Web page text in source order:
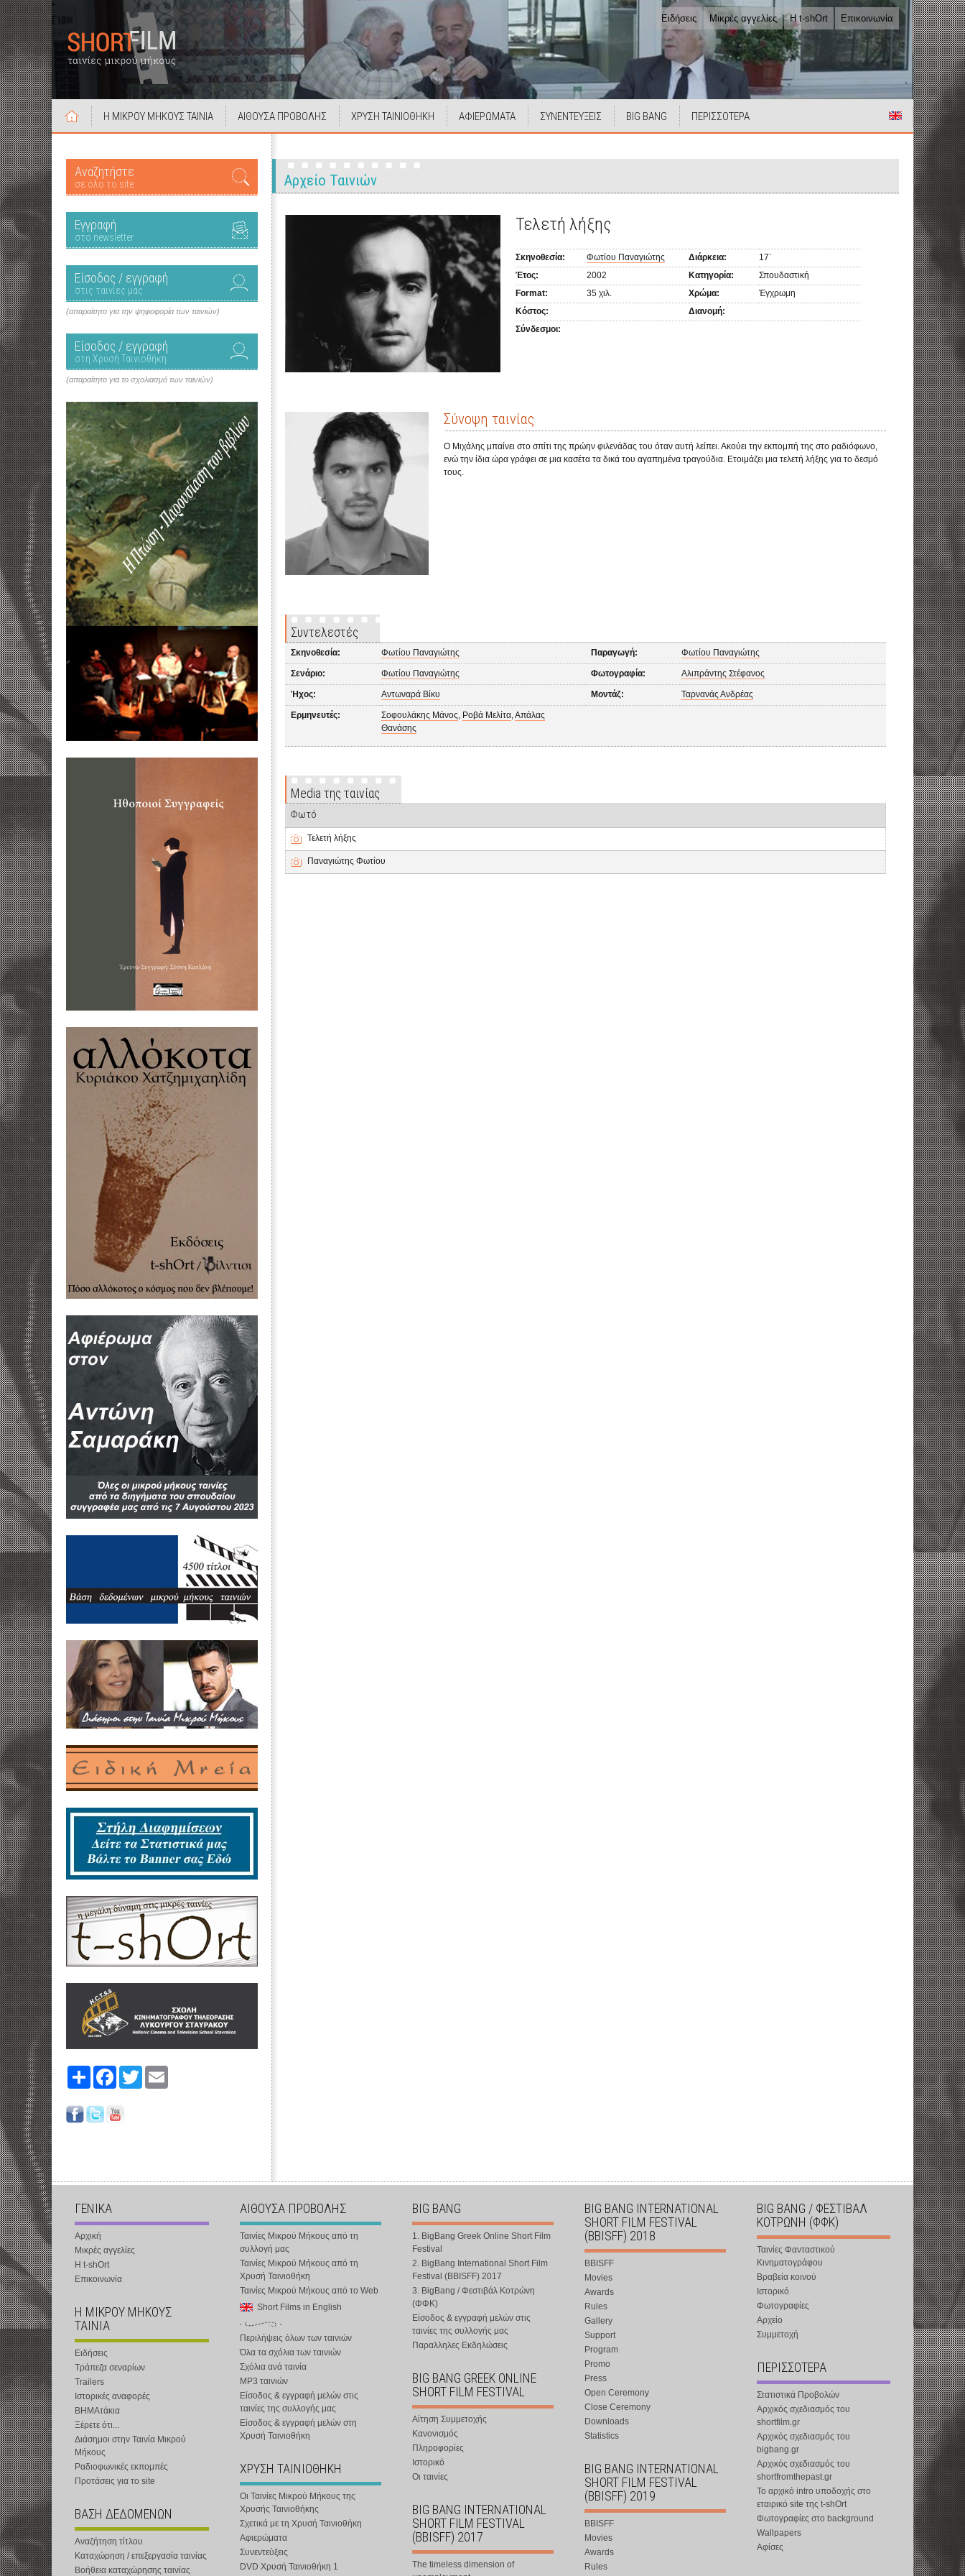
Ειδήσεις Μικρές αγγελίες Η t-shOrt Επικοινωνία
Η ΜΙΚΡΟΥ ΜΗΚΟΥΣ ΤΑΙΝΙΑ ΑΙΘΟΥΣΑ ΠΡΟΒΟΛΗΣ ΧΡΥΣΗ ΤΑΙΝΙΟΘΗΚΗ ΑΦΙΕΡΩΜΑΤΑ ΣΥΝΕΝΤΕΥΞΕΙΣ BIG BANG ΠΕΡΙΣΣΟΤΕΡΑ
Αναζητήστε
σε όλο το site
Εγγραφή
στο newsletter
Είσοδος / εγγραφή
στις ταινίες μας
(απαραίτητο για την ψηφοφορία των ταινιών)
Είσοδος / εγγραφή
στη Χρυσή Ταινιοθήκη
(απαραίτητο για το σχολιασμό των ταινιών)
Share FacebookTwitter
Αρχείο Ταινιών
Τελετή λήξης
Σκηνοθεσία: Φωτίου Παναγιώτης Διάρκεια:
17΄
Έτος:
2002 Κατηγορία:
Σπουδαστική
Format:
35 χιλ. Χρώμα:
Έγχρωμη
Κόστος:
Διανομή:
Σύνδεσμοι:
Σύνοψη ταινίας
Ο Μιχάλης μπαίνει στο σπίτι της πρώην φιλενάδας του όταν αυτή λείπει. Ακούει την εκπομπή της στο ραδιόφωνο,
ενώ την ίδια ώρα γράφει σε μια κασέτα τα δικά του αγαπημένα τραγούδια. Ετοιμάζει μια τελετή λήξης για το δεσμό
τους.
Συντελεστές
Σκηνοθεσία: Φωτίου Παναγιώτης Παραγωγή: Φωτίου Παναγιώτης
Σενάριο: Φωτίου Παναγιώτης Φωτογραφία: Αλιπράντης Στέφανος
Ήχος: Αντωναρά Βίκυ Μοντάζ: Ταρνανάς Ανδρέας
Ερμηνευτές: Σοφουλάκης Μάνος Ροβά Μελίτα, Απάλας
Θανάσης
Media της ταινίας
Φωτό
Τελετή λήξης
Παναγιώτης Φωτίου
ΓΕΝΙΚΑ
Αρχική
Μικρές αγγελίες
Η t-shOrt
Επικοινωνία
Η ΜΙΚΡΟΥ ΜΗΚΟΥΣ
ΤΑΙΝΙΑ
Ειδήσεις
Τράπεζα σεναρίων
Trailers
Ιστορικές αναφορές
ΒΗΜΑτάκια
Ξέρετε ότι...
Διάσημοι στην Ταινία Μικρού
Μήκους
Ραδιοφωνικές εκπομπές
Προτάσεις για το site
ΒΑΣΗ ΔΕΔΟΜΕΝΩΝ
Αναζήτηση τίτλου
Καταχώρηση / επεξεργασία ταινίας
Βοήθεια καταχώρησης ταινίας
ΑΙΘΟΥΣΑ ΠΡΟΒΟΛΗΣ
Ταινίες Μικρού Μήκους από τη
συλλογή μας
Ταινίες Μικρού Μήκους από τη
Χρυσή Ταινιοθήκη
Ταινίες Μικρού Μήκους από το Web
Short Films in English
Περιλήψεις όλων των ταινιών
Όλα τα σχόλια των ταινιών
Σχόλια ανά ταινία
MP3 ταινιών
Είσοδος & εγγραφή μελών στις
ταινίες της συλλογής μας
Είσοδος & εγγραφή μελών στη
Χρυσή Ταινιοθήκη
ΧΡΥΣΗ ΤΑΙΝΙΟΘΗΚΗ
Οι Ταινίες Μικρού Μήκους της
Χρυσής Ταινιοθήκης
Σχετικά με τη Χρυσή Ταινιοθήκη
Αφιερώματα
Συνεντεύξεις
DVD Χρυσή Ταινιοθήκη 1
BIG BANG
1. BigBang Greek Online Short Film
Festival
2. BigBang International Short Film
Festival (BBISFF) 2017
3. BigBang / Φεστιβάλ Κοτρώνη
(ΦΦΚ)
Είσοδος & εγγραφή μελών στις
ταινίες της συλλογής μας
Παραλληλες Εκδηλώσεις
BIG BANG GREEK ONLINE
SHORT FILM FESTIVAL
Αίτηση Συμμετοχής
Κανονισμός
Πληροφορίες
Ιστορικό
Οι ταινίες
BIG BANG INTERNATIONAL
SHORT FILM FESTIVAL
(BBISFF) 2017
The timeless dimension of
BIG BANG INTERNATIONAL
SHORT FILM FESTIVAL
(BBISFF) 2018
BBISFF
Movies
Awards
Rules
Gallery
Support
Program
Promo
Press
Open Ceremony
Close Ceremony
Downloads
Statistics
BIG BANG INTERNATIONAL
SHORT FILM FESTIVAL
(BBISFF) 2019
BBISFF
Movies
Awards
Rules
BIG BANG / ΦΕΣΤΙΒΑΛ
ΚΟΤΡΩΝΗ (ΦΦΚ)
Ταινίες Φανταστικού
Κινηματογράφου
Βραβεία κοινού
Ιστορικό
Φωτογραφίες
Αρχείο
Συμμετοχή
ΠΕΡΙΣΣΟΤΕΡΑ
Στατιστικά Προβολών
Αρχικός σχεδιασμός του
shortfilm.gr
Αρχικός σχεδιασμός του
bigbang.gr
Αρχικός σχεδιασμός του
shortfromthepast.gr
Το αρχικό intro υποδοχής στο
εταιρικό site της t-shOrt
Φωτογραφίες στο background
Wallpapers
Αφίσες